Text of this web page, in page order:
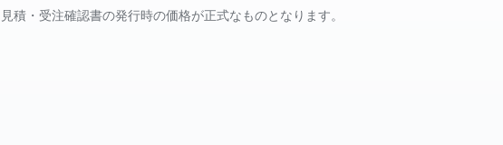
積・受注確認書の発行時の価格が正式なものとなります。